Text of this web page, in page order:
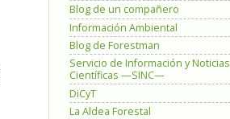
Blog de un compañero
Información Ambiental
Blog de Forestman
Servicio de Información y Noticias
Científicas —SINC—
DiCyT
La Aldea Forestal